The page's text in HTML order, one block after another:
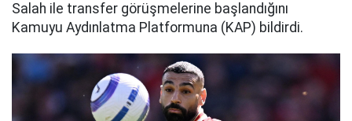
Salah ile transfer görüşmelerine başlandığını
Kamuyu Aydınlatma Platformuna (KAP) bildirdi.